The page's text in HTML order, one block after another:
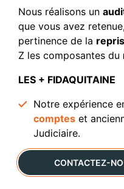
Nous réalisons un
que vous avez
pertinence de la
Z les composantes du
LES + FIDAQUITAINE
Notre expérience
comptes et
Judiciaire.
CONTACTEZ-